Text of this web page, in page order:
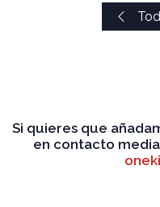
Si quieres que
en contacto